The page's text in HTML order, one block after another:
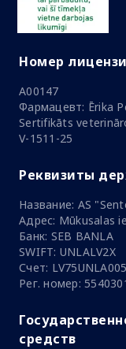
Номер
A00147
Фармацевт: Ērika
Sertifikāts
V-1511-25
Реквизиты
Название: AS
Адрес: Mūkusalas
Банк: SEB BANLA
SWIFT: UNLALV2X
Счет:
Рег. номер:
средств